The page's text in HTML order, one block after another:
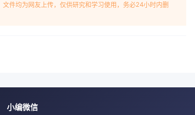
件均为网友上传，仅供研究和学习使用，务必24小时内删
小编微信